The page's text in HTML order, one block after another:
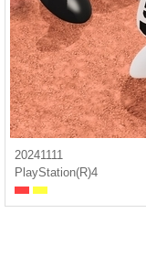
20241111
PlayStation(R)4